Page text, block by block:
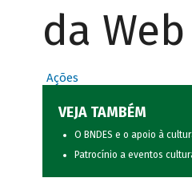
da Web
Ações
VEJA TAMBÉM
O BNDES e o apoio à
Patrocínio a eventos